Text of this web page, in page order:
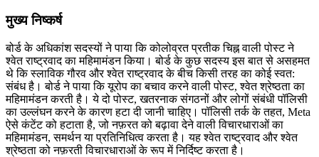
मुख्य निष्कर्ष
बोर्ड के अधिकांश सदस्यों ने पाया कि कोलोव्रत प्रतीक चिह्न वाली पोस्ट ने
श्वेत राष्ट्रवाद का महिमामंडन किया। बोर्ड के कुछ सदस्य इस बात से असहमत
थे कि स्लाविक गौरव और श्वेत राष्ट्रवाद के बीच किसी तरह का कोई स्वत:
संबंध है। बोर्ड ने पाया कि यूरोप का बचाव करने वाली पोस्ट, श्वेत श्रेष्ठता का
महिमामंडन करती है। ये दो पोस्ट, खतरनाक संगठनों और लोगों संबंधी पॉलिसी
का उल्लंघन करने के कारण हटा दी जानी चाहिए। पॉलिसी तर्क के तहत, Meta
ऐसे कंटेंट को हटाता है, जो नफ़रत को बढ़ावा देने वाली विचारधाराओं का
महिमामंडन, समर्थन या प्रतिनिधित्व करता है। यह श्वेत राष्ट्रवाद और श्वेत
श्रेष्ठता को नफ़रती विचारधाराओं के रूप में निर्दिष्ट करता है।